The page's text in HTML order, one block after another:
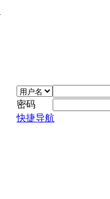
密码
快捷导航